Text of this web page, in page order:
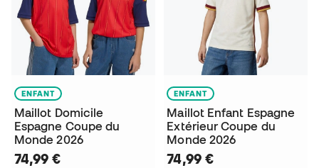
ENFANT
Maillot Domicile
Espagne Coupe du
Monde 2026
74,99 €
ENFANT
Maillot Enfant Espagne
Extérieur Coupe du
Monde 2026
74,99 €